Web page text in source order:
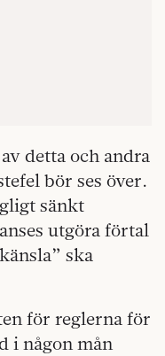
detta och andra
bör ses över.
sänkt
utgöra förtal
ska
för reglerna för
i någon mån